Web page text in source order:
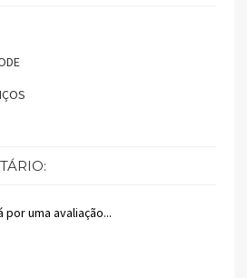
uma avaliação...